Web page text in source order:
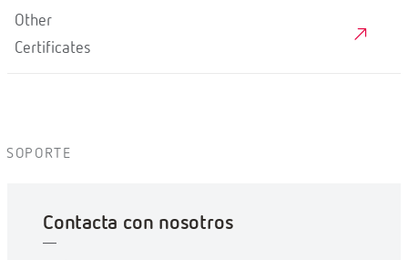
Other
Certificates
SOPORTE
Contacta con nosotros